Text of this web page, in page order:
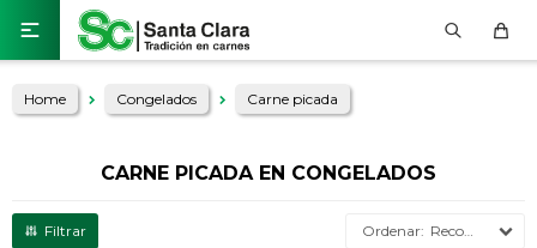

Home Congelados Carne picada
CARNE PICADA EN CONGELADOS
Recomendados